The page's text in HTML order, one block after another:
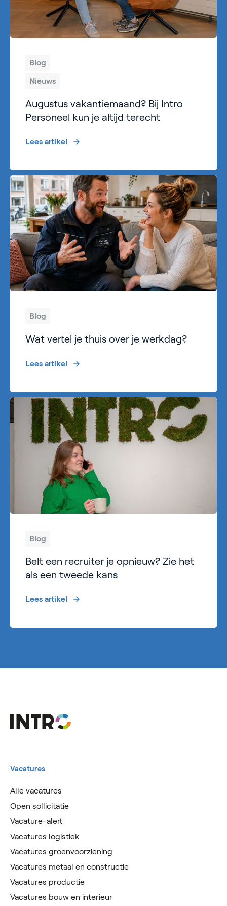
Blog
Nieuws
Augustus vakantiemaand? Bij Intro
Personeel kun je altijd terecht
Lees artikel
Blog
Wat vertel je thuis over je werkdag?
Lees artikel
Blog
Belt een recruiter je opnieuw? Zie het
als een tweede kans
Lees artikel
Vacatures
Alle vacatures
Open sollicitatie
Vacature-alert
Vacatures logistiek
Vacatures groenvoorziening
Vacatures metaal en constructie
Vacatures productie
Vacatures bouw en interieur